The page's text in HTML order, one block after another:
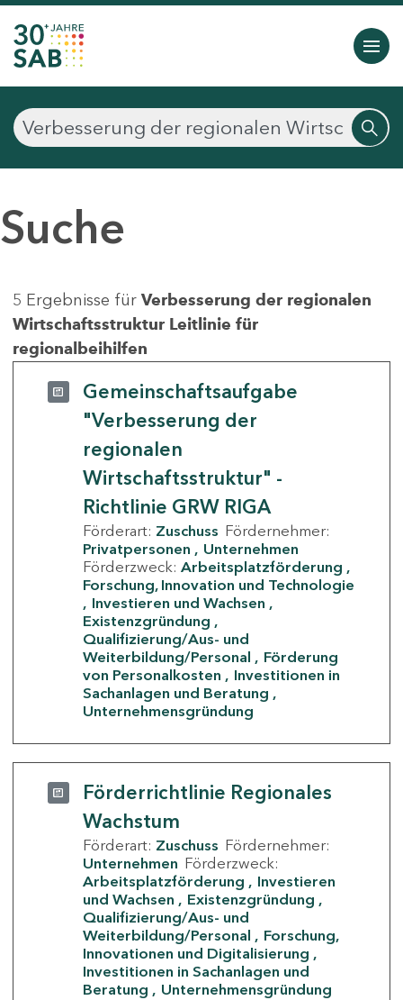
Suche
5 Ergebnisse für Verbesserung der regionalen
Wirtschaftsstruktur Leitlinie für
regionalbeihilfen
Gemeinschaftsaufgabe
"Verbesserung der
regionalen
Wirtschaftsstruktur" -
Richtlinie GRW RIGA
Förderart: Zuschuss Fördernehmer:
Privatpersonen
Unternehmen
Förderzweck: Arbeitsplatzförderung
Forschung, Innovation und Technologie
Investieren und Wachsen
Existenzgründung
Qualifizierung/Aus- und
Weiterbildung/Personal
Förderung
von Personalkosten
Investitionen in
Sachanlagen und Beratung
Unternehmensgründung
Förderrichtlinie Regionales
Wachstum
Förderart: Zuschuss Fördernehmer:
Unternehmen Förderzweck:
Arbeitsplatzförderung
Investieren
und Wachsen
Existenzgründung
Qualifizierung/Aus- und
Weiterbildung/Personal
Forschung,
Innovationen und Digitalisierung
Investitionen in Sachanlagen und
Beratung
Unternehmensgründung